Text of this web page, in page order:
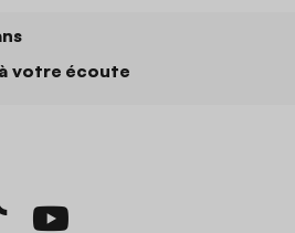
votre écoute